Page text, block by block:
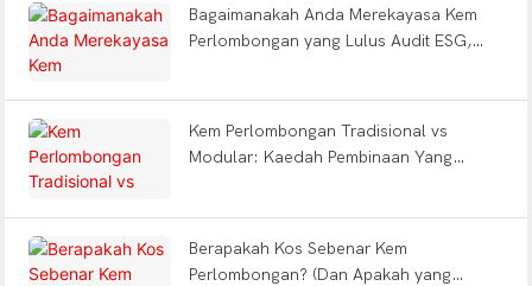
Bagaimanakah Anda Merekayasa Kem
Perlombongan yang Lulus Audit ESG,
Kem Perlombongan Tradisional vs
Modular: Kaedah Pembinaan Yang
Berapakah Kos Sebenar Kem
Perlombongan? (Dan Apakah yang